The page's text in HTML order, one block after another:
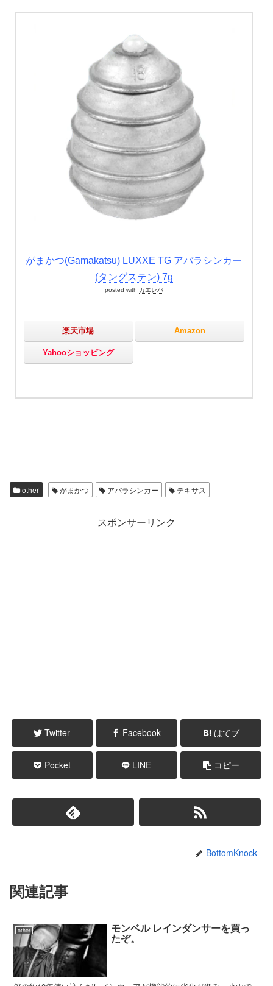
がまかつ(Gamakatsu) LUXXE TG アバラシンカー
(タングステン) 7g
posted with カエレバ
楽天市場 Amazon
Yahooショッピング
other がまかつ アバラシンカー テキサス
スポンサーリンク
Twitter Facebook はてブ
Pocket LINE コピー
BottomKnock
関連記事
other モンベル レインダンサーを買っ
たぞ。